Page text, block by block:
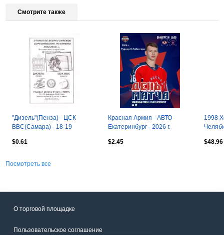
Смотрите также
"Дизель"(Пенза) - ЦСК
ВВС(Самара) - 18-19
$0.61
Красная Армия - АВТО
Екатеринбург - 2026 г.
Е.Н.Маслова
$2.45
1998
$48.96
Посмотреть все
О торговой площадке
Пользовательское соглашение